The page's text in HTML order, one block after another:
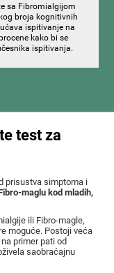
sa Fibromialgijom
broja kognitivnih
ispitivanje na
kako bi se
ispitivanja.
test za
prisustva simptoma i
maglu kod mladih,
ili Fibro-magle,
moguće. Postoji veća
primer pati od
saobraćajnu